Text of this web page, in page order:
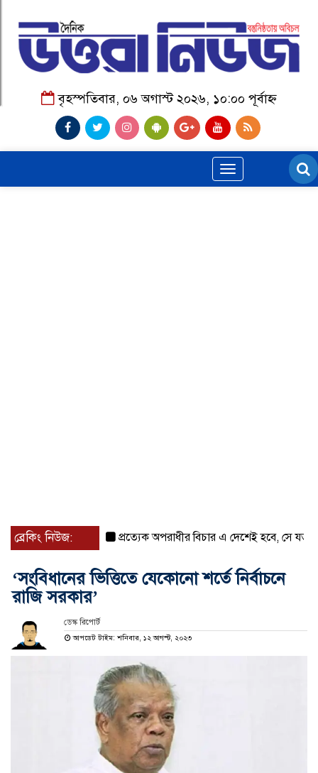
বৃহস্পতিবার, ০৬ অগাস্ট ২০২৬, ১০:০০ পূর্বাহ্ন
Toggle
navigation
ব্রেকিং নিউজ: প্রত্যেক অপরাধীর বিচার এ দেশেই হবে, সে যত
‘সংবিধানের ভিত্তিতে যেকোনো শর্তে নির্বাচনে
রাজি সরকার’
ডেস্ক রিপোর্ট
আপডেট টাইম: শনিবার, ১২ আগস্ট, ২০২৩